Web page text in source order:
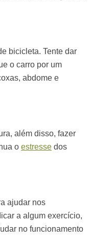
bicicleta. Tente dar
o carro por um
abdome e
além disso, fazer
o estresse dos
ajudar nos
a algum exercício,
no funcionamento